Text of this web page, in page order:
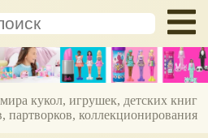
кукол, игрушек, детских книг
партворков, коллекционирования